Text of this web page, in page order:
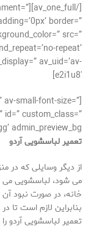
border=”
src=”
repeat’
av_uid=’av-
e2i1u8′]
av-small-font-size=”
custom_class=”
admin_preview_bg=”]
تعمیر لباسشویی آردو
از دیگر وسایلی که در
می شود، لباسشویی
خانه، در صورت نبود
بنابراین لازم است تا
تعمیر لباسشویی آردو